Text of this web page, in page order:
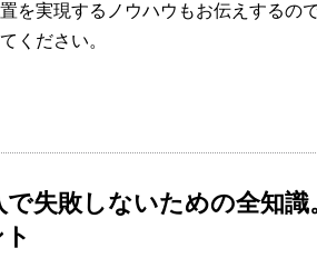
を実現するノウハウもお伝えするので
ください。
失敗しないための全知識